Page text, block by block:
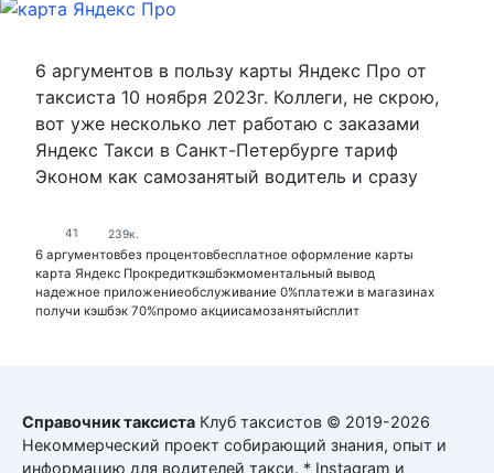
6 аргументов в пользу карты Яндекс Про от
таксиста 10 ноября 2023г. Коллеги, не скрою,
вот уже несколько лет работаю с заказами
Яндекс Такси в Санкт-Петербурге тариф
Эконом как самозанятый водитель и сразу
41 239к.
6 аргументовбез процентовбесплатное оформление карты
карта Яндекс Прокредиткэшбэкмоментальный вывод
надежное приложениеобслуживание 0%платежи в магазинах
получи кэшбэк 70%промо акциисамозанятыйсплит
Справочник таксиста Клуб таксистов © 2019-2026
Некоммерческий проект собирающий знания, опыт и
информацию для водителей такси. * Instagram и